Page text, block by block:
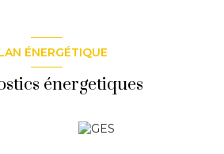
ÉNERGÉTIQUE
énergetiques